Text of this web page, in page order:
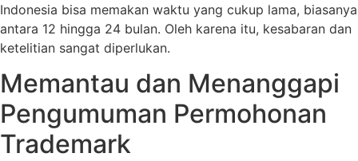
Indonesia bisa memakan waktu yang cukup lama, biasanya
antara 12 hingga 24 bulan. Oleh karena itu, kesabaran dan
ketelitian sangat diperlukan.
Memantau dan Menanggapi
Pengumuman Permohonan
Trademark